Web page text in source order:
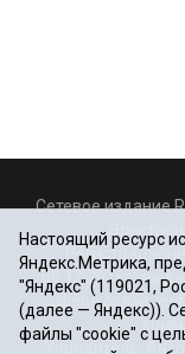
Сетевое издание
06.12.2016г.,
сфере связи,
Учредитель:
Настоящий ресурс
Яндекс.Метрика,
"Яндекс" (119021,
(далее — Яндекс)).
файлы "cookie" с